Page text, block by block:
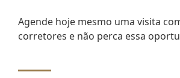
Agende hoje mesmo uma visita
corretores e não perca essa